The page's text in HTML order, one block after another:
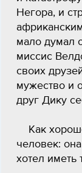
Негора, и
мало думал
миссис
своих
мужество и
друг Дику
Как
человек:
хотел иметь